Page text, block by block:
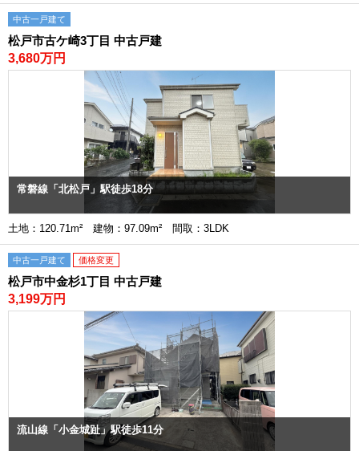
中古一戸建て
松戸市古ケ崎3丁目 中古戸建
3,680万円
常磐線「北松戸」駅徒歩18分
土地：120.71m² 建物：97.09m² 間取：3LDK
中古一戸建て 価格変更
松戸市中金杉1丁目 中古戸建
3,199万円
流山線「小金城趾」駅徒歩11分